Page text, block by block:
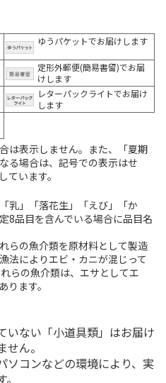
ゆうパケットでお届けします
定形外郵便(簡易書留)でお届
けします
レターパックライトでお届け
します
は表示しません。また、「夏期
る場合は、記号での表示はせ
ています。
乳」「落花生」「えび」「か
8品目を含んでいる場合に品目名
らの魚介類を原材料として製造
法によりエビ・カニが混じって
らの魚介類は、エサとしてエ
ります。
いない「小道具類」はお届け
ん。
ソコンなどの環境により、実